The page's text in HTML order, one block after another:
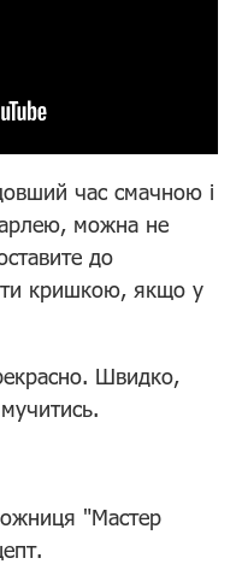
час смачною і
можна не
до
кришкою, якщо у
Швидко,
"Мастер